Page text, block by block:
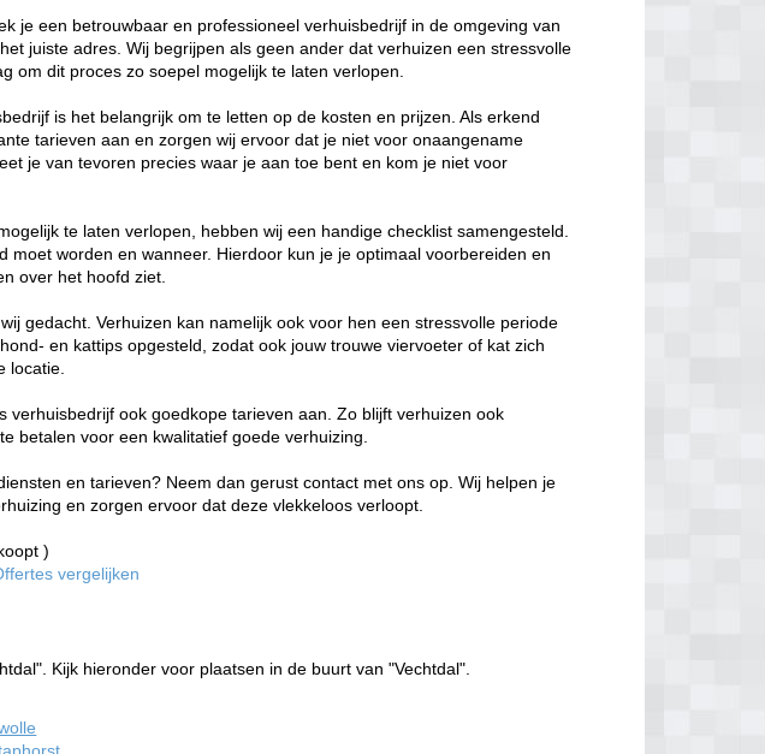
je een betrouwbaar en professioneel verhuisbedrijf in de omgeving van
juiste adres. Wij begrijpen als geen ander dat verhuizen een stressvolle
om dit proces zo soepel mogelijk te laten verlopen.
is het belangrijk om te letten op de kosten en prijzen. Als erkend
tarieven aan en zorgen wij ervoor dat je niet voor onaangename
je van tevoren precies waar je aan toe bent en kom je niet voor
te laten verlopen, hebben wij een handige checklist samengesteld.
moet worden en wanneer. Hierdoor kun je je optimaal voorbereiden en
over het hoofd ziet.
gedacht. Verhuizen kan namelijk ook voor hen een stressvolle periode
en kattips opgesteld, zodat ook jouw trouwe viervoeter of kat zich
locatie.
verhuisbedrijf ook goedkope tarieven aan. Zo blijft verhuizen ook
betalen voor een kwalitatief goede verhuizing.
en tarieven? Neem dan gerust contact met ons op. Wij helpen je
en zorgen ervoor dat deze vlekkeloos verloopt.
)
vergelijken
Kijk hieronder voor plaatsen in de buurt van "Vechtdal".